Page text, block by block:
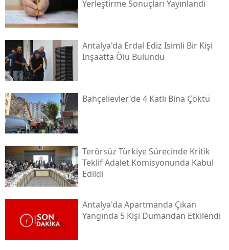
Yerleştirme Sonuçları Yayınlandı
Antalya'da Erdal Ediz Isimli Bir Kişi
Inşaatta Ölü Bulundu
Bahçelievler'de 4 Katlı Bina Çöktü
Terörsüz Türkiye Sürecinde Kritik
Teklif Adalet Komisyonunda Kabul
Edildi
Antalya'da Apartmanda Çıkan
Yangında 5 Kişi Dumandan Etkilendi